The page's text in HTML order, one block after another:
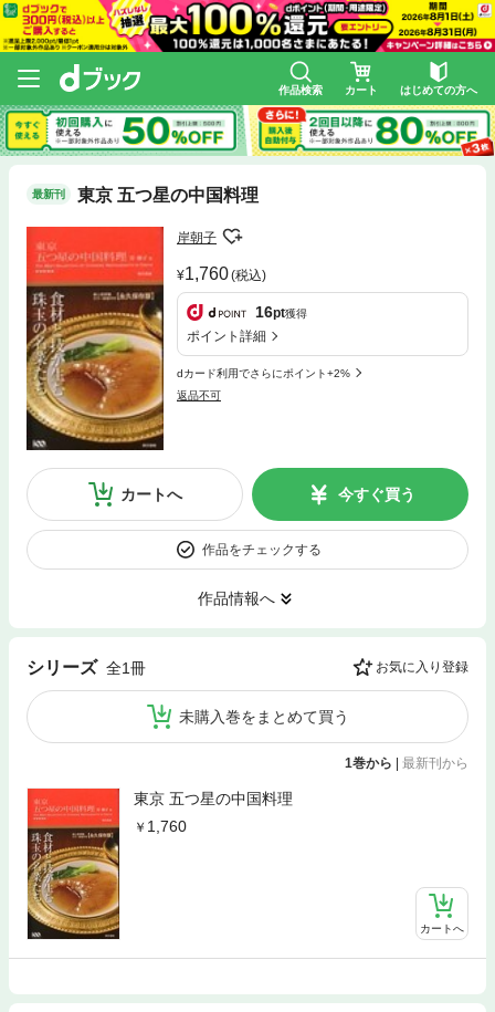
作品検索 カート はじめての方へ
最新刊 東京 五つ星の中国料理
岸朝子
1,760(税込)
16pt獲得
ポイント詳細
dカード利用でさらにポイント+2%
返品不可
カートへ 今すぐ買う
作品をチェックする
作品情報へ
シリーズ 全1冊 お気に入り登録
未購入巻をまとめて買う
1巻から 最新刊から
東京 五つ星の中国料理
1,760
カートへ